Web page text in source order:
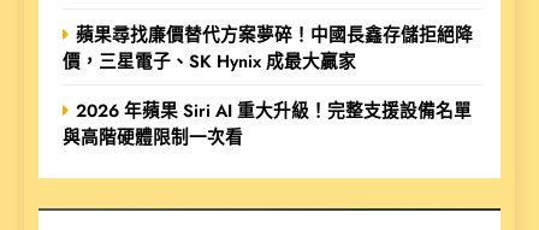
蘋果尋找廉價替代方案夢碎！中國長鑫存儲拒絕降
價，三星電子、SK Hynix 成最大贏家
2026 年蘋果 Siri AI 重大升級！完整支援設備名單
與高階硬體限制一次看